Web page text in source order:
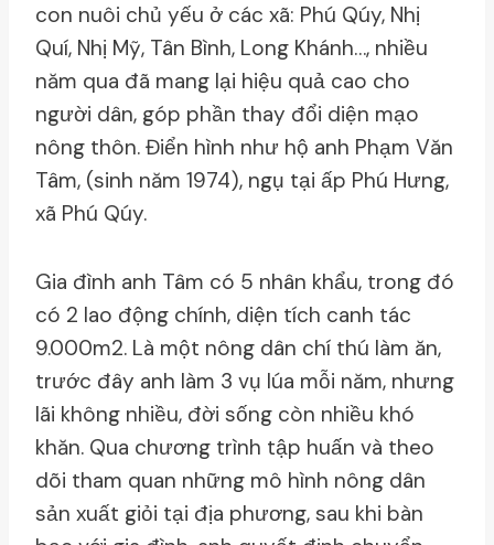
con nuôi chủ yếu ở các xã: Phú Qúy, Nhị
Quí, Nhị Mỹ, Tân Bình, Long Khánh…, nhiều
năm qua đã mang lại hiệu quả cao cho
người dân, góp phần thay đổi diện mạo
nông thôn. Điển hình như hộ anh Phạm Văn
Tâm, (sinh năm 1974), ngụ tại ấp Phú Hưng,
xã Phú Qúy.
Gia đình anh Tâm có 5 nhân khẩu, trong đó
có 2 lao động chính, diện tích canh tác
9.000m2. Là một nông dân chí thú làm ăn,
trước đây anh làm 3 vụ lúa mỗi năm, nhưng
lãi không nhiều, đời sống còn nhiều khó
khăn. Qua chương trình tập huấn và theo
dõi tham quan những mô hình nông dân
sản xuất giỏi tại địa phương, sau khi bàn